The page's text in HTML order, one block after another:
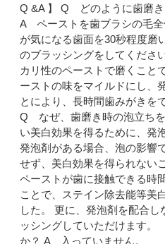
Q &A 】 Q どのように歯磨き
A ペーストを歯ブラシの毛
が気になる歯面を30秒程度磨
のブラッシングをしてくださ
カリ性のペーストで磨くこと
ーストの味をマイルドにし、
とにより、長時間歯みがきを
Q なぜ、歯磨き時の泡立ち
い美白効果を得るために、発
発泡剤がある場合、泡の影響
せず、美白効果を得られない
ペーストが歯に接触できる時
ことで、ステイン除去能等美
した。 更に、発泡剤を配合
ッシングしていただけます
か？ A 入っていません。